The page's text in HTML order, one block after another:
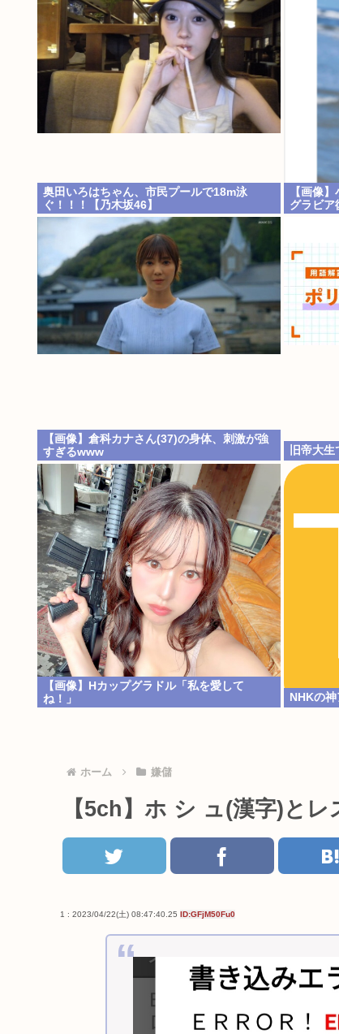
奥田いろはちゃん、市民プールで18m泳
ぐ！！！【乃木坂46】
【画像
グラビ
【画像】倉科カナさん(37)の身体、刺激が強
すぎるwww
旧帝大
【画像】Hカップグラドル「私を愛して
ね！」
NHKの神
ホーム 嫌儲
【5ch】ホ シ ュ(漢字)と
1 : 2023/04/22(土) 08:47:40.25 ID:GFjM50Fu0